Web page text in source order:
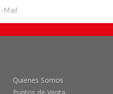
Quienes Somos